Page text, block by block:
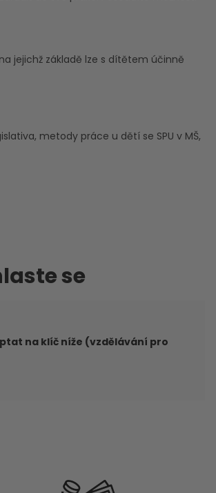
jejichž základě lze s dítětem účinně
metody práce u dětí se SPU v MŠ,
se
na klíč níže (vzdělávání pro